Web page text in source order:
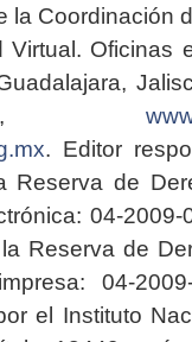
la Coordinación
Virtual. Oficinas
. Editor
Reserva de
04-2009-
Reserva de
04-2009-
el Instituto